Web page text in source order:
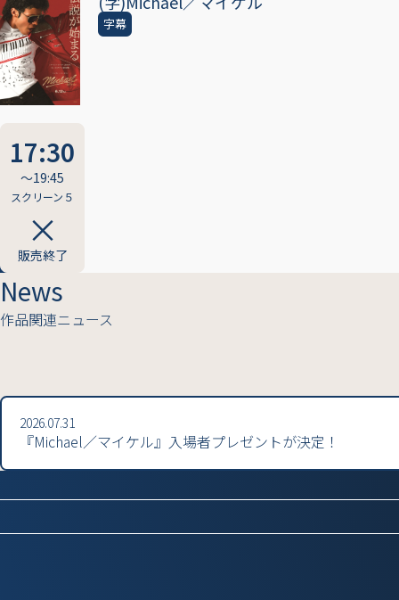
字幕
17:30
〜19:45
スクリーン５
販売終了
News
作品関連ニュース
2026.07.31
『Michael／マイケル』入場者プレゼントが決定！